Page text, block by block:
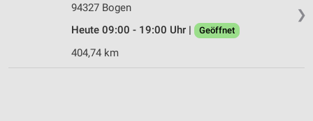
❯
94327 Bogen
Heute 09:00 - 19:00 Uhr |
Geöffnet
404,74 km